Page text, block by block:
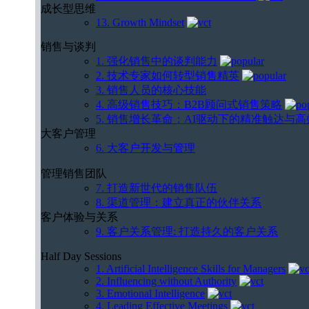
成长型思维
13. Growth Mindset
销售与谈判
1. 强化销售中的谈判能力
2. 技术专家如何转型销售精英
3. 销售人员的核心技能
4. 高级销售技巧：B2B顾问式销售策略
5. 销售增长革命：AI驱动下的精准触达与高
大客户管理
6. 大客户开发与管理
管理销售团队
7. 打造新世代的销售队伍
8. 渠道管理：建立真正的伙伴关系
客户体验与关系
9. 客户关系管理: 打造持久的客户关系
Half Day Sessions
1. Artificial Intelligence Skills for Managers
2. Influencing without Authority
3. Emotional Intelligence
4. Leading Effective Meetings